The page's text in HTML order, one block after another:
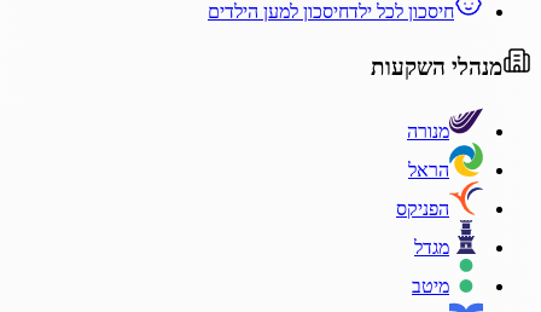
חיסכון לכל ילדחיסכון למען הילדים
מנהלי השקעות
מנורה
הראל
הפניקס
מגדל
מיטב